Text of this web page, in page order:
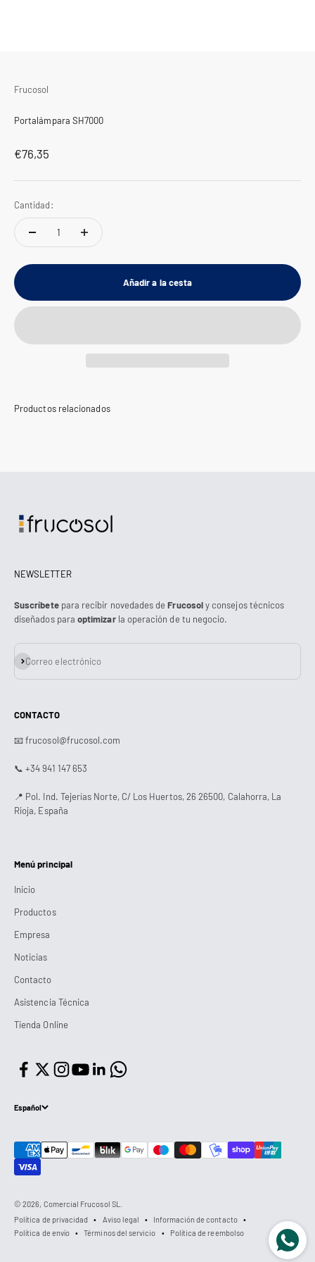
Frucosol
Portalámpara SH7000
Precio de oferta
€76,35
Cantidad:
Añadir a la cesta
NEWSLETTER
Suscríbetepara recibir novedades deFrucosoly consejos técnicos
diseñados para optimizarla operación de tu negocio.
Correo electrónico
Suscribirse
CONTACTO
📧 frucosol@frucosol.com
📞 +34 941 147 653
📍 Pol. Ind. Tejerías Norte, C/ Los Huertos, 26 26500, Calahorra, La
Rioja, España
Menú principal
Inicio
Productos
Empresa
Noticias
Contacto
Asistencia Técnica
Tienda Online
Español
© 2026, Comercial Frucosol SL.
Política de privacidad
Aviso legal
Información de contacto
Política de envío
Términos del servicio Política de reembolso